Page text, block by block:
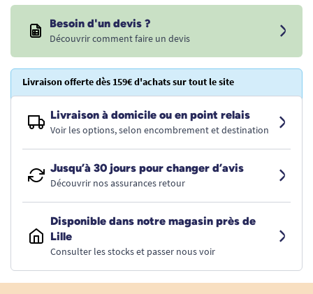
Besoin d'un devis ?
Découvrir comment faire un devis
Livraison offerte dès 159€ d'achats sur tout le site
Livraison à domicile ou en point relais
Voir les options, selon encombrement et destination
Jusqu’à 30 jours pour changer d’avis
Découvrir nos assurances retour
Disponible dans notre magasin près de
Lille
Consulter les stocks et passer nous voir